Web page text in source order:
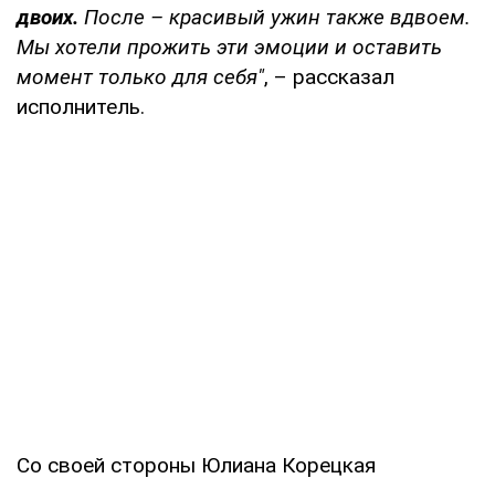
двоих. После – красивый ужин также вдвоем.
Мы хотели прожить эти эмоции и оставить
момент только для себя", – рассказал
исполнитель.
Со своей стороны Юлиана Корецкая